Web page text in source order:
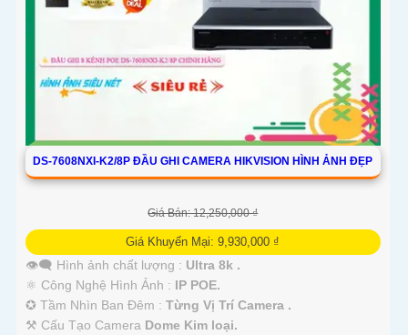
DS-7608NXI-K2/8P ĐẦU GHI CAMERA HIKVISION HÌNH ẢNH ĐẸP
Giá Bán: 12,250,000 ₫
Giá Khuyến Mại: 9,930,000 ₫
👁️‍🗨 Hình ảnh chất lượng : Ultra 8k .
⚛️ Công Nghệ Hình Ảnh : IP POE.
✪ Tầm Nhìn Ban Đêm : Từng Vị Trí Camera .
⚒ Cấu Tạo Camera Dome Kim loại.